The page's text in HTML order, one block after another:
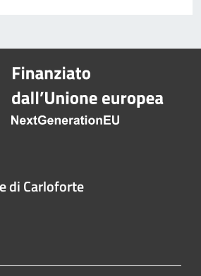
di Carloforte